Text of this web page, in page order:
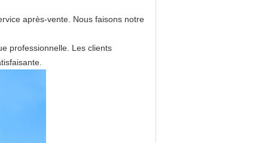
après-vente. Nous faisons notre
professionnelle. Les clients